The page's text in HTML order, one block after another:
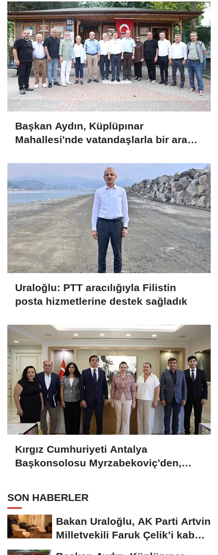
Başkan Aydın, Küplüpınar
Mahallesi'nde vatandaşlarla bir araya
Uraloğlu: PTT aracılığıyla Filistin
posta hizmetlerine destek sağladık
Kırgız Cumhuriyeti Antalya
Başkonsolosu Myrzabekoviç'den,
SON HABERLER
Bakan Uraloğlu, AK Parti Artvin
Milletvekili Faruk Çelik’i kabul